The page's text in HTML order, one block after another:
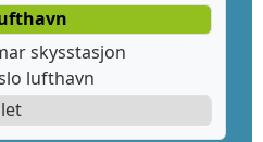
skysstasjon
lufthavn